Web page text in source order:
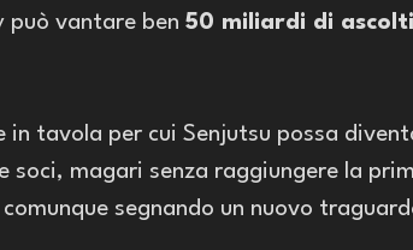
può vantare ben 50 miliardi di ascolti
in tavola per cui Senjutsu possa
soci, magari senza raggiungere la
segnando un nuovo